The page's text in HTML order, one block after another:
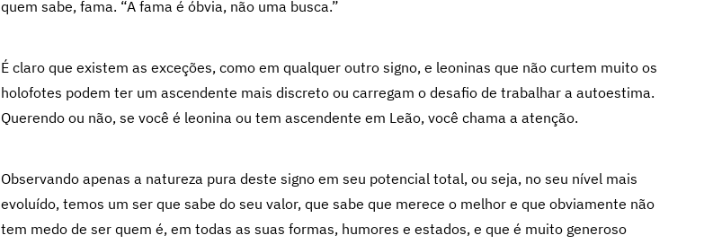
quem sabe, fama. “A fama é óbvia, não uma busca.”
É claro que existem as exceções, como em qualquer outro signo, e leoninas que não curtem muito os
holofotes podem ter um ascendente mais discreto ou carregam o desafio de trabalhar a autoestima.
Querendo ou não, se você é leonina ou tem ascendente em Leão, você chama a atenção.
Observando apenas a natureza pura deste signo em seu potencial total, ou seja, no seu nível mais
evoluído, temos um ser que sabe do seu valor, que sabe que merece o melhor e que obviamente não
tem medo de ser quem é, em todas as suas formas, humores e estados, e que é muito generoso